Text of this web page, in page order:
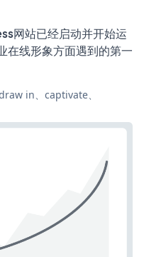
网站已经启动并开始运
在线形象方面遇到的第一
in、captivate、